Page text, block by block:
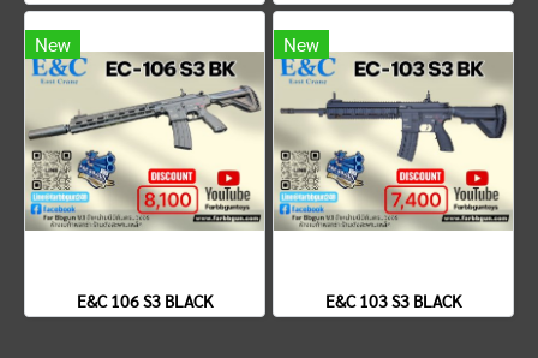
New
E&C 106 S3 BLACK
New
E&C 103 S3 BLACK